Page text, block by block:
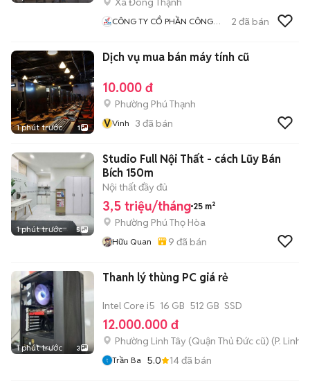
CÔNG TY CỔ PHẦN CÔNG
2 đã bán
1 phút trước 1
Dịch vụ mua bán máy tính cũ
10.000 đ
Phường Phú Thạnh
VVinh 3 đã bán
1 phút trước 5
Studio Full Nội Thất - cách Lũy Bán
Bích 150m
Nội thất đầy đủ
3,5 triệu/tháng 25 m²
Phường Phú Thọ Hòa
Hữu Quan 9 đã bán
1 phút trước 3
Thanh lý thùng PC giá rẻ
Intel Core i5 16 GB 512 GB SSD
12.000.000 đ
Phường Linh Tây (Quận Thủ Đức cũ) (P. Linh
Trần Ba 5.0 14đã bán